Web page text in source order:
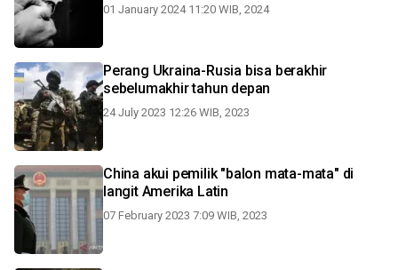
01 January 2024 11:20 WIB, 2024
Perang Ukraina-Rusia bisa berakhir
sebelumakhir tahun depan
24 July 2023 12:26 WIB, 2023
China akui pemilik "balon mata-mata" di
langit Amerika Latin
07 February 2023 7:09 WIB, 2023